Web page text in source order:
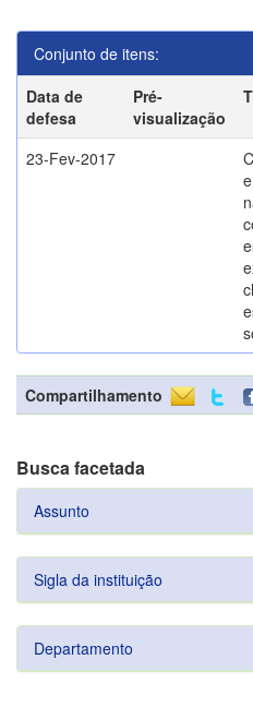
Conjunto de itens:
Data de
defesa
Pré-
visualização
23-Fev-2017
Compartilhamento
Busca facetada
Assunto
Sigla da instituição
Departamento